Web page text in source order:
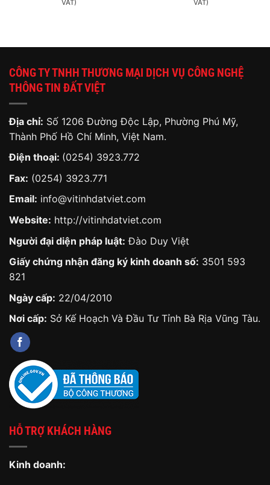
VAT)
VAT)
CÔNG TY TNHH THƯƠNG MẠI DỊCH VỤ CÔNG NGHỆ
THÔNG TIN ĐẤT VIỆT
Địa chỉ: Số 1206 Đường Độc Lập, Phường Phú Mỹ,
Thành Phố Hồ Chí Minh, Việt Nam.
Điện thoại: (0254) 3923.772
Fax: (0254) 3923.771
Email: info@vitinhdatviet.com
Website: http://vitinhdatviet.com
Người đại diện pháp luật: Đào Duy Việt
Giấy chứng nhận đăng ký kinh doanh số: 3501 593
821
Ngày cấp: 22/04/2010
Nơi cấp: Sở Kế Hoạch Và Đầu Tư Tỉnh Bà Rịa Vũng Tàu.
HỖ TRỢ KHÁCH HÀNG
Kinh doanh: